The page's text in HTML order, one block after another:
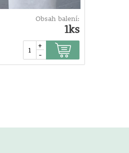
Obsah balení:
1ks
+
-